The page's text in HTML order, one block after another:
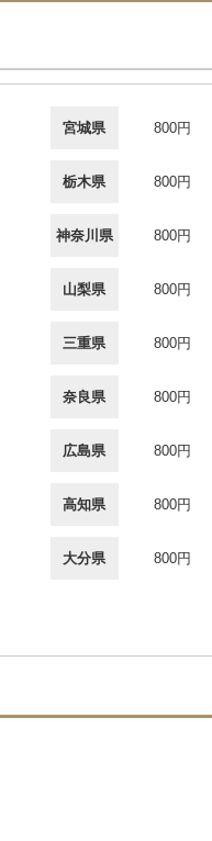
宮城県 800円
栃木県 800円
神奈川県 800円
山梨県 800円
三重県 800円
奈良県 800円
広島県 800円
高知県 800円
大分県 800円